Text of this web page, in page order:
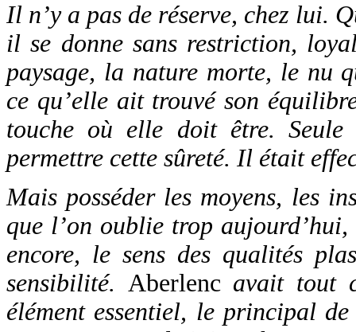
Il n’y a pas de réserve, chez lui.
il se donne sans restriction,
paysage, la nature morte, le nu
ce qu’elle ait trouvé son
touche où elle doit être.
permettre cette sûreté. Il était
Mais posséder les moyens, les
que l’on oublie trop
encore, le sens des qualités
sensibilité. Aberlencavait tout
élément essentiel, le principal